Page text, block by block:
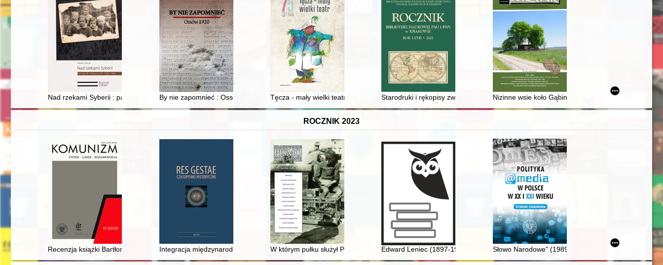
Nad rzekami Syberii : pamiętnik chłopca z lat 1940-1946 : Krasnojarski Kraj
By nie zapomnieć : Ossów 1920 Tęcza - mały wielki teatr : monografia naukowa z okazji jubileuszu 75-lecia Państwowego Teatru Lalki Tęcza w Słupsku
Starodruki i rękopisy związane z Józefem Wybickim w zbiorach Biblioteki Naukowej PAU i
Nizinne wsie koło Gąbina
ROCZNIK 2023
Recenzja książki Bartłomieja Kapicy "Władysław Bieńkowski. Biografia polityczna", Warszawa 2022, 500 s
Integracja międzynarodowa Europy Środkowej w myśli politycznej obozu narodowego w czasie II wojny światowej
W którym pułku służył Piotr Niewiadomski : bohater Soli ziemi Józefa Wittlina? = A comment on the attempts to identify Piotr
Edward Leniec (1897-1977) : kresowianin, legionista i uczestnik wojny polsko-
Słowo Narodowe" (1989-1991) : pierwsze legalne